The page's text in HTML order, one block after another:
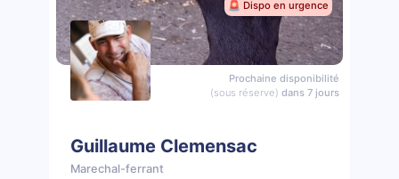
🚨 Dispo en urgence
Prochaine disponibilité
(sous réserve) dans 7 jours
Guillaume Clemensac
Marechal-ferrant